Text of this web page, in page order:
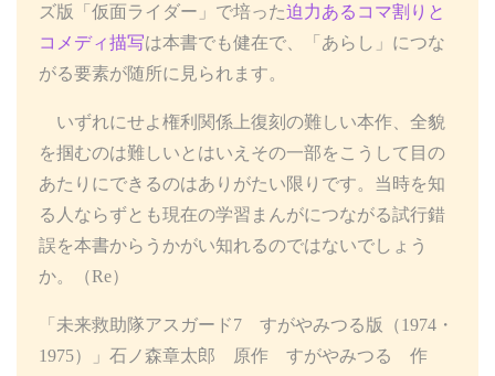
ズ版「仮面ライダー」で培った迫力あるコマ割りと
コメディ描写は本書でも健在で、「あらし」につな
がる要素が随所に見られます。
いずれにせよ権利関係上復刻の難しい本作、全貌
を掴むのは難しいとはいえその一部をこうして目の
あたりにできるのはありがたい限りです。当時を知
る人ならずとも現在の学習まんがにつながる試行錯
誤を本書からうかがい知れるのではないでしょう
か。（Re）
「未来救助隊アスガード7 すがやみつる版（1974・
1975）」石ノ森章太郎 原作 すがやみつる 作